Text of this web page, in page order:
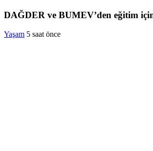
DAĞDER ve BUMEV’den eğitim
Yaşam 5 saat önce